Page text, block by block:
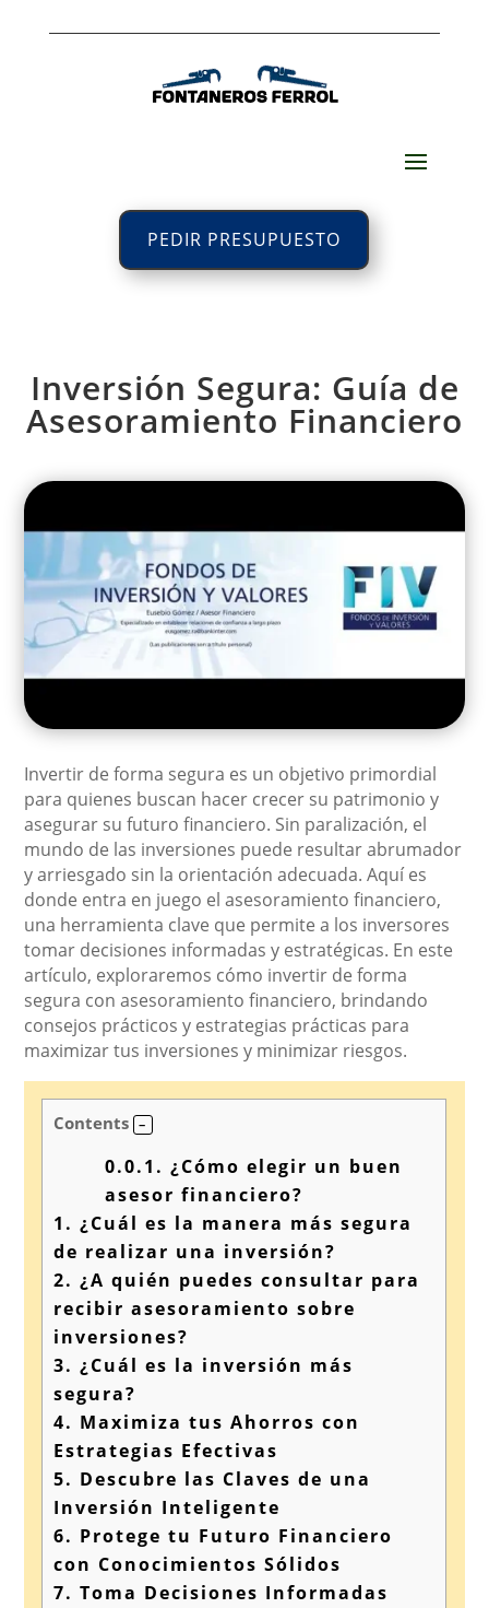
PEDIR PRESUPUESTO
Inversión Segura: Guía de
Asesoramiento Financiero
Invertir de forma segura es un objetivo primordial
para quienes buscan hacer crecer su patrimonio y
asegurar su futuro financiero. Sin paralización, el
mundo de las inversiones puede resultar abrumador
y arriesgado sin la orientación adecuada. Aquí es
donde entra en juego el asesoramiento financiero,
una herramienta clave que permite a los inversores
tomar decisiones informadas y estratégicas. En este
artículo, exploraremos cómo invertir de forma
segura con asesoramiento financiero, brindando
consejos prácticos y estrategias prácticas para
maximizar tus inversiones y minimizar riesgos.
Contents
0.0.1. ¿Cómo elegir un buen
asesor financiero?
1. ¿Cuál es la manera más segura
de realizar una inversión?
2. ¿A quién puedes consultar para
recibir asesoramiento sobre
inversiones?
3. ¿Cuál es la inversión más
segura?
4. Maximiza tus Ahorros con
Estrategias Efectivas
5. Descubre las Claves de una
Inversión Inteligente
6. Protege tu Futuro Financiero
con Conocimientos Sólidos
7. Toma Decisiones Informadas